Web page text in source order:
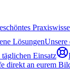
LösungenUnsere
Einsatz
direkt an eurem